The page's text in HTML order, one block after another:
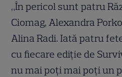
„În pericol sunt patru
Ciomag, Alexandra
Alina Radi. Iată patru
cu fiecare ediție de
nu mai poți mai poți un